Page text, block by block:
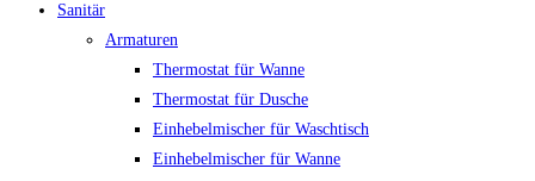
Sanitär
Armaturen
Thermostat für Wanne
Thermostat für Dusche
Einhebelmischer für Waschtisch
Einhebelmischer für Wanne